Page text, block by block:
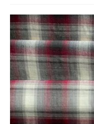
Déco
Mobilier
Vaisselle
Jouets anciens
Tissus
Patchwork